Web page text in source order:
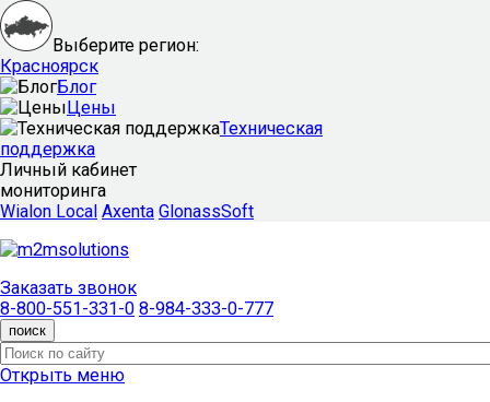
Выберите регион:
Красноярск
Блог
Цены
Техническая
поддержка
Личный кабинет
мониторинга
Wialon Local Axenta GlonassSoft
Заказать звонок
8-800-551-331-0 8-984-333-0-777
поиск
Открыть меню